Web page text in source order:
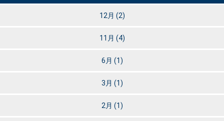
12月 (2)
11月 (4)
6月 (1)
3月 (1)
2月 (1)